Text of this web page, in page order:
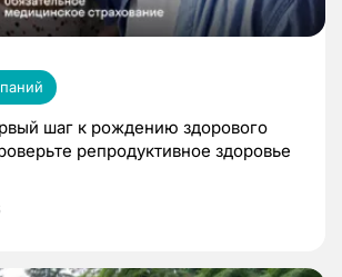
шаг к рождению здорового
репродуктивное здоровье